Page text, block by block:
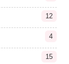
12
4
15